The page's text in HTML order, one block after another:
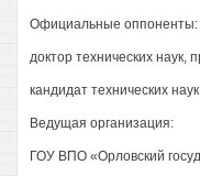
Официальные оппоненты:
доктор технических наук,
кандидат технических
Ведущая организация:
ГОУ ВПО «Орловский